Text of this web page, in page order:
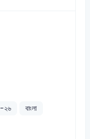
২৬
বাংলা